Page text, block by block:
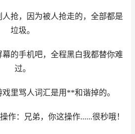
人抢，因为被人抢走的，全部都是
垃圾。
幕的手机吧，全程黑白我都替你难
过。
里骂人词汇是用**和谐掉的。
作：兄弟，你这操作......很秒哦！